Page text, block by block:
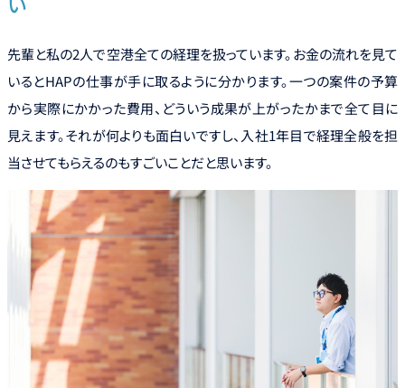
い
先輩と私の2人で空港全ての経理を扱っています。お金の流れを見て
いるとHAPの仕事が手に取るように分かります。一つの案件の予算
から実際にかかった費用、どういう成果が上がったかまで全て目に
見えます。それが何よりも面白いですし、入社1年目で経理全般を担
当させてもらえるのもすごいことだと思います。